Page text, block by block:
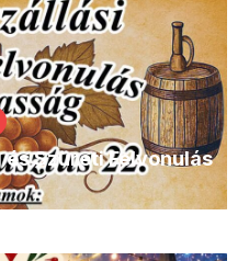
Szüreti Felvonulás